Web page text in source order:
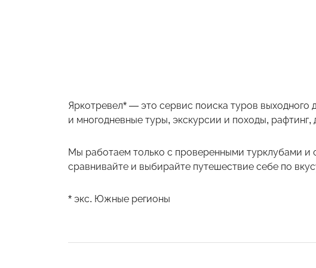
Яркотревел* — это сервис поиска туров
и многодневные туры, экскурсии и походы,
Мы работаем только с проверенными турклубами
сравнивайте и выбирайте путешествие себе по
* экс. Южные регионы